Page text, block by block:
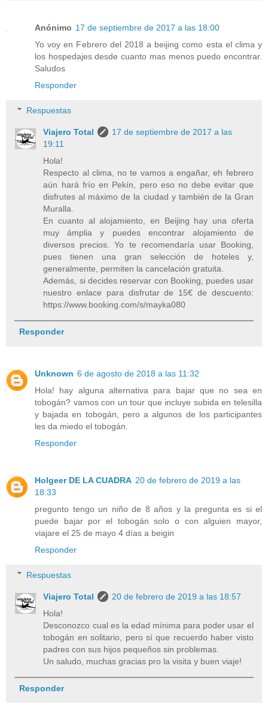
Anónimo 17 de septiembre de 2017 a las 18:00
Yo voy en Febrero del 2018 a beijing como esta el clima y
los hospedajes desde cuanto mas menos puedo encontrar.
Saludos
Responder
Respuestas
Viajero Total
17 de septiembre de 2017 a las
19:11
Hola!
Respecto al clima, no te vamos a engañar, eh febrero
aún hará frío en Pekín, pero eso no debe evitar que
disfrutes al máximo de la ciudad y también de la Gran
Muralla.
En cuanto al alojamiento, en Beijing hay una oferta
muy ámplia y puedes encontrar alojamiento de
diversos precios. Yo te recomendaría usar Booking,
pues tienen una gran selección de hoteles y,
generalmente, permiten la cancelación gratuita.
Además, si decides reservar con Booking, puedes usar
nuestro enlace para disfrutar de 15€ de descuento:
https://www.booking.com/s/mayka080
Responder
Unknown 6 de agosto de 2018 a las 11:32
Hola! hay alguna alternativa para bajar que no sea en
tobogán? vamos con un tour que incluye subida en telesilla
y bajada en tobogán, pero a algunos de los participantes
les da miedo el tobogán.
Responder
Holgeer DE LA CUADRA 20 de febrero de 2019 a las
18:33
pregunto tengo un niño de 8 años y la pregunta es si el
puede bajar por el tobogán solo o con alguien mayor,
viajare el 25 de mayo 4 días a beigin
Responder
Respuestas
Viajero Total
20 de febrero de 2019 a las 18:57
Hola!
Desconozco cual es la edad mínima para poder usar el
tobogán en solitario, pero sí que recuerdo haber visto
padres con sus hijos pequeños sin problemas.
Un saludo, muchas gracias pro la visita y buen viaje!
Responder